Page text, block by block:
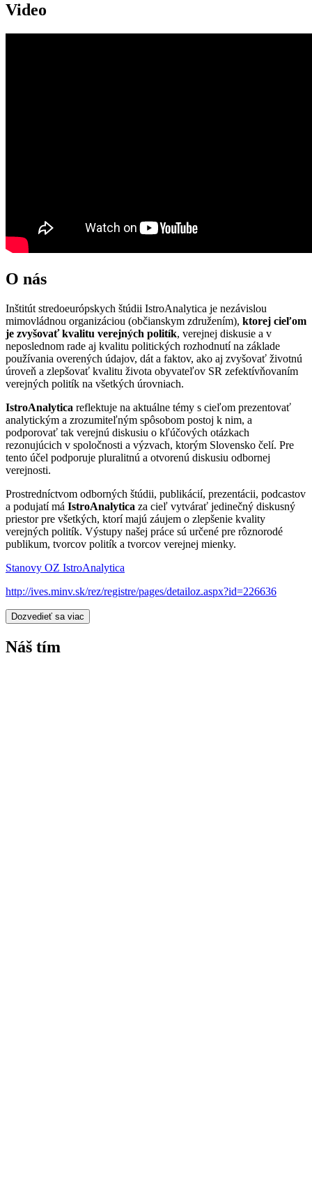
Video
O nás
Inštitút stredoeurópskych štúdii IstroAnalytica je nezávislou
mimovládnou organizáciou (občianskym združením), ktorej cieľom
je zvyšovať kvalitu verejných politík, verejnej diskusie a v
neposlednom rade aj kvalitu politických rozhodnutí na základe
používania overených údajov, dát a faktov, ako aj zvyšovať životnú
úroveň a zlepšovať kvalitu života obyvateľov SR zefektívňovaním
verejných politík na všetkých úrovniach.
IstroAnalytica reflektuje na aktuálne témy s cieľom prezentovať
analytickým a zrozumiteľným spôsobom postoj k nim, a
podporovať tak verejnú diskusiu o kľúčových otázkach
rezonujúcich v spoločnosti a výzvach, ktorým Slovensko čelí. Pre
tento účel podporuje pluralitnú a otvorenú diskusiu odbornej
verejnosti.
Prostredníctvom odborných štúdii, publikácií, prezentácii, podcastov
a podujatí má IstroAnalytica za cieľ vytvárať jedinečný diskusný
priestor pre všetkých, ktorí majú záujem o zlepšenie kvality
verejných politík. Výstupy našej práce sú určené pre rôznorodé
publikum, tvorcov politík a tvorcov verejnej mienky.
Stanovy OZ IstroAnalytica
http://ives.minv.sk/rez/registre/pages/detailoz.aspx?id=226636
Dozvedieť sa viac
Náš tím